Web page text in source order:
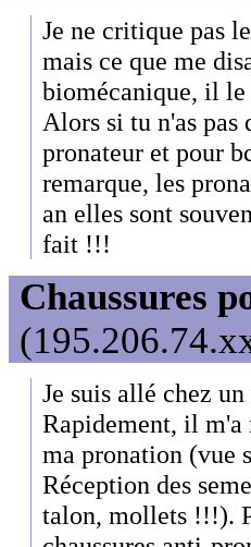
Je ne critique pas
mais ce que me
biomécanique, il le
Alors si tu n'as pas
pronateur et pour
remarque, les
an elles sont
fait !!!
Chaussures
Je suis allé chez un
Rapidement, il
ma pronation (vue
Réception des
talon, mollets !!!).